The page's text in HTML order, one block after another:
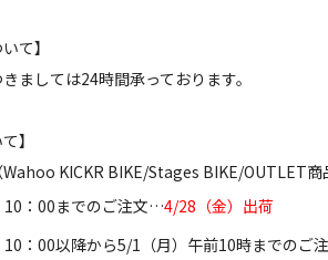
て】
ましては24時間承っております。
】
KICKR BIKE/Stages BIKE/OUTLET商
10：00までのご注文…4/28（金）出荷
10：00以降から5/1（月）午前10時までのご